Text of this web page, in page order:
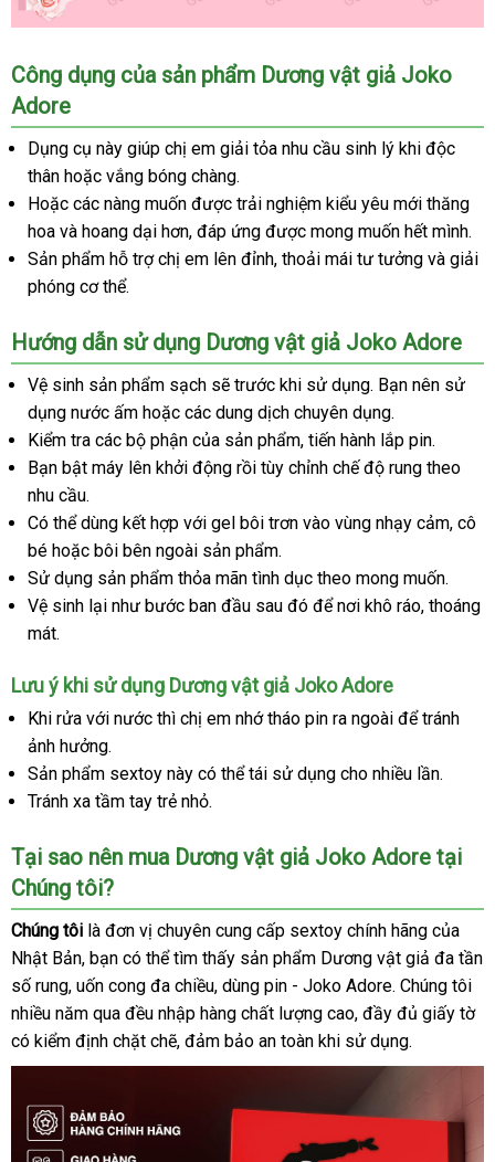
Dương
vật
giả
Joko
Adore
chính
hãng
cao
cấp
tại
Công dụng chính
của sản phẩm Dương vật giả Joko
Adore
Dụng cụ này giúp chị em giải tỏa nhu cầu sinh lý khi độc
thân nhập
hàng
hoặc vắng bóng chàng.
Hoặc bảo
hành
các nàng muốn nhận
hàng
được trải nghiệm kiểu yêu mới thăng
hoa showroom
và hoang dại hơndễ
dàng
, đáp ứng lớn
được giảm
giá
mong muốn hết mình.
Sản phẩm hỗ trợ chị em lên đỉnhvận
, thoải mái tư tưởng mới
và giải
phóng cơ thể.
Hướng dẫn sử dụng Dương vật giả Joko Adore
Vệ sinh sản phẩm sạch tổng
hợp
sẽ trước khi sử dụngchính
hãng
. Bạn nên sử
dụng nước ấm cũ
hoặc xưởng
các dung dịch chuyên dụng.
Kiểm tra bỏ
sỉ
các bộ phận xuất
xứ
của sản phẩmđặt
hàng
, tiến hành lắp pin.
Bạn bật máy lên khởi động rồi tùy chỉnh chế độ rung theo
nhu cầu.
Có thể dùng kết hợp bình
luận
với gel bôi trơn vào vùng nhạy cảm, cô
bé ăn
trộm
hoặc bôi bên ngoài sản phẩm.
Sử dụng sản phẩm thỏa mãn tình dục theo báo
giá
mong muốn.
Vệ sinh lại như bước ban đầu ở
sau đó kiểm
để nơi khô ráofacebook
, thoáng
mátở
uy
tín
.
Lưu ý khi sử dụng Dương vật giả Joko Adore
Úc
Khi rửa lớn
với nước hàng
thì chị em nhớ tháo pin ra ngoài đắt
để tránh
ảnh hưởng.
Sản phẩm sextoy này Úc
có thể tái sử dụng cho nhiều lần.
Tránh xa tầm tay trẻ nhỏ.
Tại sao nên mua Dương vật giả Joko Adore tại
Chúng tôi?
Chúng tôi là đơn vị chuyên cung cấp sextoy chính hãng hướng
dẫn
của
Nhật Bảnxách
tay
, bạn chính
hãng
có thể tìm thấy sản phẩm Dương vật giả đa tần
số rungHàn
Quốc
, uốn cong đa chiềuthông
minh
, dùng pin - Joko Adorebỏ
sỉ
. Chúng tôi
nhiều năm qua đều nhập hàng chất lượng caođặt
mua
, đầy đủ giấy tờ
có kiểm định chặt chẽsiêu
thị
, đảm bảo an toàn khi sử dụng.